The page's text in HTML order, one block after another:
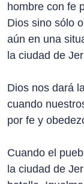
hombre con fe
Dios sino sólo
aún en una
la ciudad de
Dios nos dará
cuando
por fe y
Cuando el
la ciudad de